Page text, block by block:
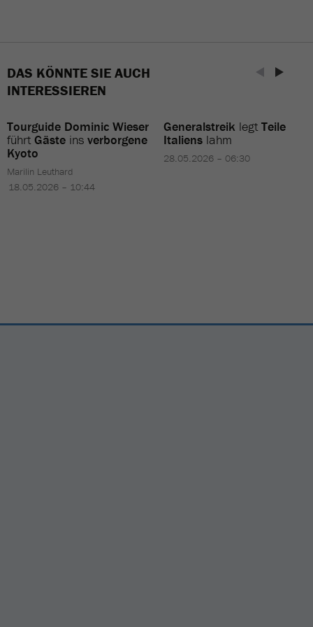
DAS KÖNNTE SIE AUCH
INTERESSIEREN
Tourguide Dominic Wieser
führtGäste ins verborgene
Kyoto
Marilin Leuthard
18.05.2026 – 10:44
Generalstreik legtTeile
Italiens lahm
28.05.2026 – 06:30